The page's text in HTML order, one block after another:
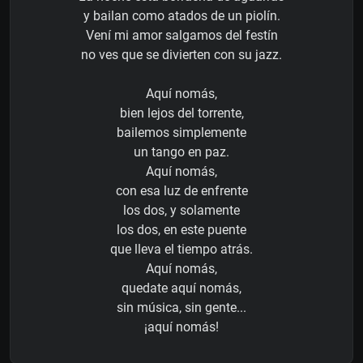
y bailan como atados de un piolín.
Vení mi amor salgamos del festín
no ves que se divierten con su jazz.
Aquí nomás,
bien lejos del torrente,
bailemos simplemente
un tango en paz.
Aquí nomás,
con esa luz de enfrente
los dos, y solamente
los dos, en este puente
que lleva el tiempo atrás.
Aquí nomás,
quedate aquí nomás,
sin música, sin gente...
¡aquí nomás!